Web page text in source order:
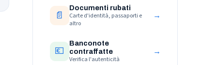
📄
Documenti rubati
Carte d'identità, passaporti e
altro
→
💶
Banconote
contraffatte
Verifica l'autenticità
→